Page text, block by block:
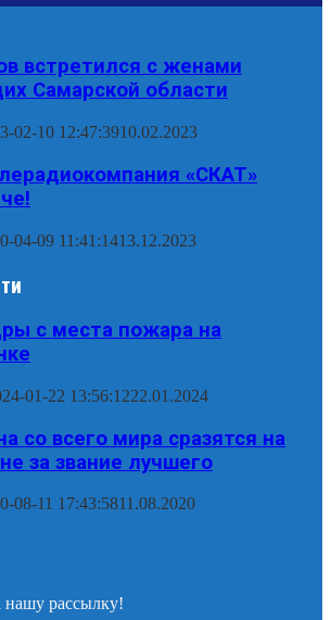
встретился с женами
Самарской области
02-10 12:47:3910.02.2023
«СКАТ»
04-09 11:41:1413.12.2023
с места пожара на
01-22 13:56:1222.01.2024
со всего мира сразятся на
за звание лучшего
08-11 17:43:5811.08.2020
нашу рассылку!